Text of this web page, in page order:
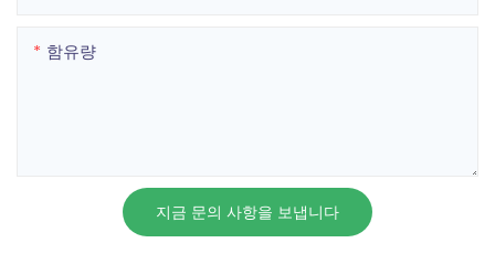
함유량
지금 문의 사항을 보냅니다